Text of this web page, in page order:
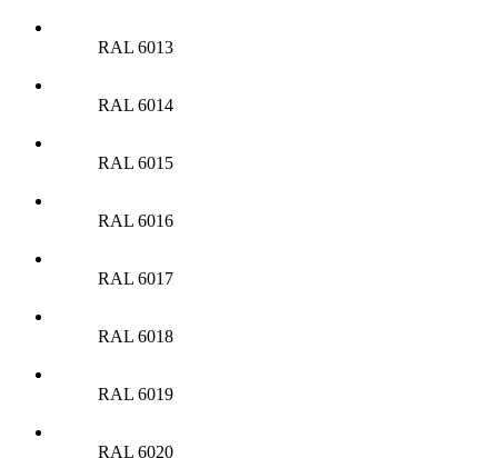
RAL 6013
RAL 6014
RAL 6015
RAL 6016
RAL 6017
RAL 6018
RAL 6019
RAL 6020